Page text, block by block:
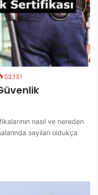
53.131
nasıl ve nereden
sayıları oldukça